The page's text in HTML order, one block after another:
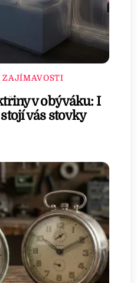
ZAJÍMAVOSTI
v obýváku: I
vás stovky